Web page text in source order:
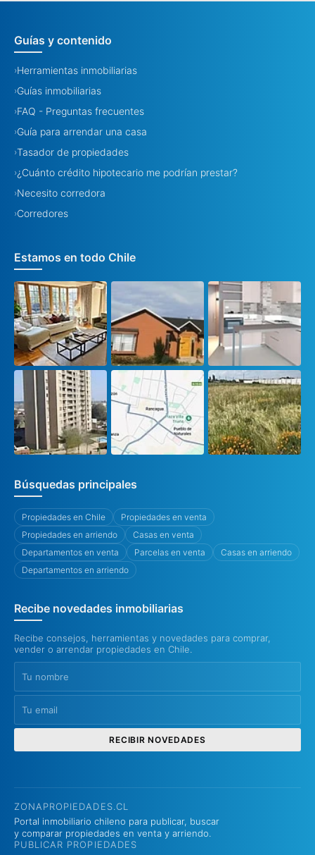
Guías y contenido
›Herramientas inmobiliarias
›Guías inmobiliarias
›FAQ - Preguntas frecuentes
›Guía para arrendar una casa
›Tasador de propiedades
›¿Cuánto crédito hipotecario me podrían prestar?
›Necesito corredora
›Corredores
Estamos en todo Chile
Búsquedas principales
Propiedades en Chile
Propiedades en venta
Propiedades en arriendo
Casas en venta
Departamentos en venta
Parcelas en venta
Casas en arriendo
Departamentos en arriendo
Recibe novedades inmobiliarias
Recibe consejos, herramientas y novedades para comprar,
vender o arrendar propiedades en Chile.
RECIBIR NOVEDADES
ZONAPROPIEDADES.CL
Portal inmobiliario chileno para publicar, buscar
y comparar propiedades en venta y arriendo.
PUBLICAR PROPIEDADES